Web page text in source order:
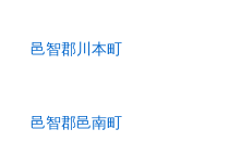
邑智郡川本町
邑智郡邑南町